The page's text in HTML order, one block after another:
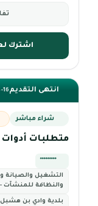
اشترك
انتهى التقديم16
شراء مباشر
متطلبات أدوات
*********
التشغيل والصيانة
والنظافة للمنشآت
بلدية وادي بن هشبل